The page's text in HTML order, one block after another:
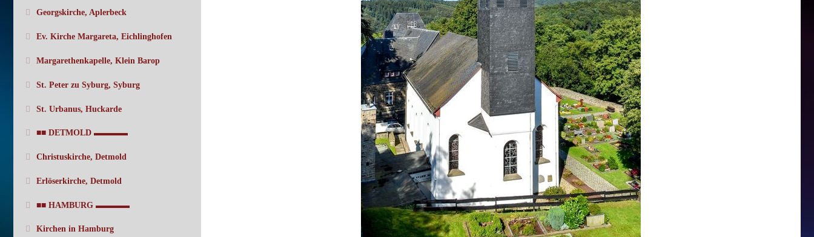
Georgskirche, Aplerbeck
Ev. Kirche Margareta, Eichlinghofen
Margarethenkapelle, Klein Barop
St. Peter zu Syburg, Syburg
St. Urbanus, Huckarde
■■ DETMOLD ▬▬▬▬
Christuskirche, Detmold
Erlöserkirche, Detmold
■■ HAMBURG ▬▬▬▬
Kirchen in Hamburg